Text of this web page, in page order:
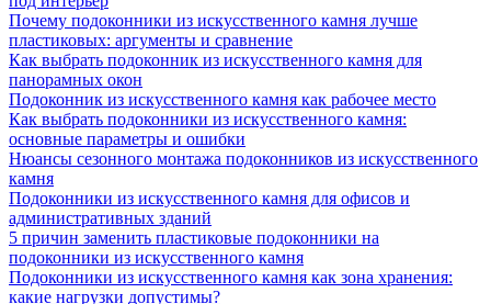
Почему подоконники из искусственного камня лучше
пластиковых: аргументы и сравнение
Как выбрать подоконник из искусственного камня для
панорамных окон
Подоконник из искусственного камня как рабочее место
Как выбрать подоконники из искусственного камня:
основные параметры и ошибки
Нюансы сезонного монтажа подоконников из искусственного
камня
Подоконники из искусственного камня для офисов и
административных зданий
5 причин заменить пластиковые подоконники на
подоконники из искусственного камня
Подоконники из искусственного камня как зона хранения:
какие нагрузки допустимы?